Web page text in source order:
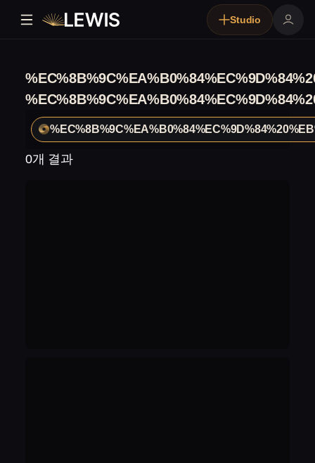
Studio
0개 결과